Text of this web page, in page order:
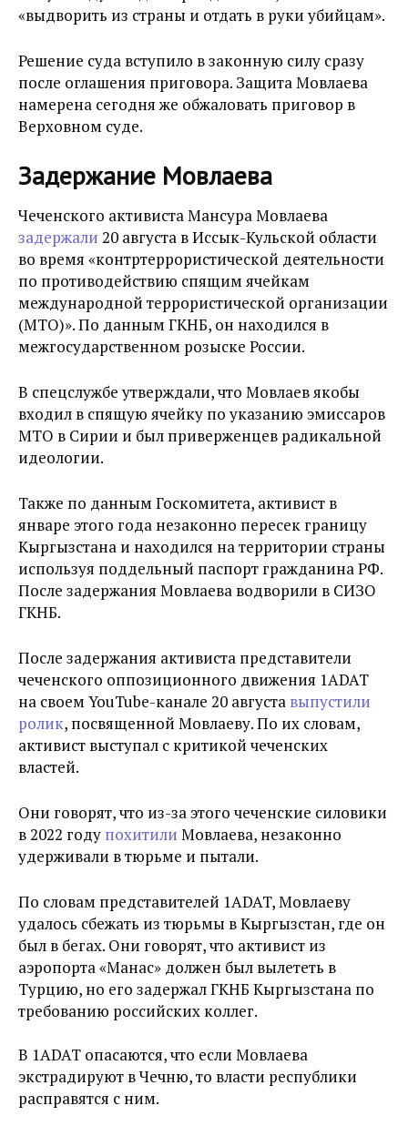
«выдворить из страны и отдать в руки убийцам».
Решение суда вступило в законную силу сразу
после оглашения приговора. Защита Мовлаева
намерена сегодня же обжаловать приговор в
Верховном суде.
Задержание Мовлаева
Чеченского активиста Мансура Мовлаева
задержали 20 августа в Иссык-Кульской области
во время «контртеррористической деятельности
по противодействию спящим ячейкам
международной террористической организации
(МТО)». По данным ГКНБ, он находился в
межгосударственном розыске России.
В спецслужбе утверждали, что Мовлаев якобы
входил в спящую ячейку по указанию эмиссаров
МТО в Сирии и был приверженцев радикальной
идеологии.
Также по данным Госкомитета, активист в
январе этого года незаконно пересек границу
Кыргызстана и находился на территории страны
используя поддельный паспорт гражданина РФ.
После задержания Мовлаева водворили в СИЗО
ГКНБ.
После задержания активиста представители
чеченского оппозиционного движения 1ADAT
на своем YouTube-канале 20 августа выпустили
ролик, посвященной Мовлаеву. По их словам,
активист выступал с критикой чеченских
властей.
Они говорят, что из-за этого чеченские силовики
в 2022 году похитили Мовлаева, незаконно
удерживали в тюрьме и пытали.
По словам представителей 1ADAT, Мовлаеву
удалось сбежать из тюрьмы в Кыргызстан, где он
был в бегах. Они говорят, что активист из
аэропорта «Манас» должен был вылететь в
Турцию, но его задержал ГКНБ Кыргызстана по
требованию российских коллег.
В 1ADAT опасаются, что если Мовлаева
экстрадируют в Чечню, то власти республики
расправятся с ним.